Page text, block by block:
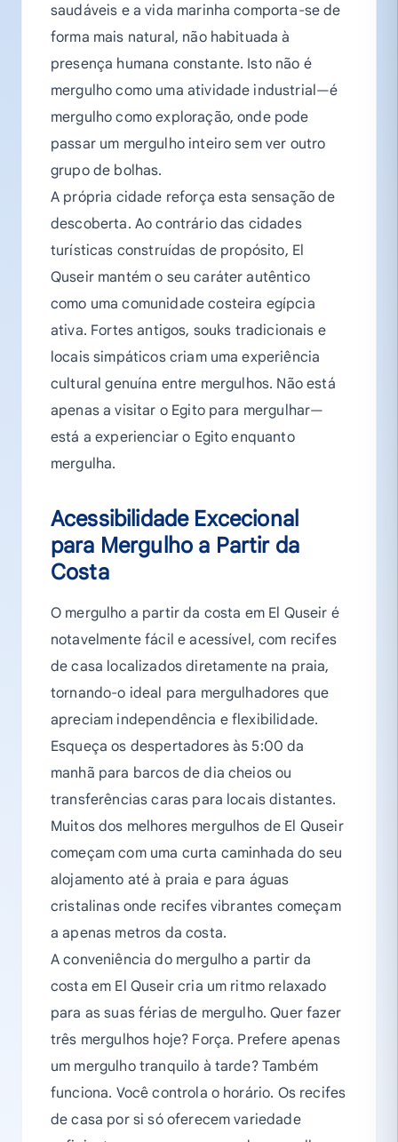
saudáveis e a vida marinha comporta-se de
forma mais natural, não habituada à
presença humana constante. Isto não é
mergulho como uma atividade industrial—é
mergulho como exploração, onde pode
passar um mergulho inteiro sem ver outro
grupo de bolhas.
A própria cidade reforça esta sensação de
descoberta. Ao contrário das cidades
turísticas construídas de propósito, El
Quseir mantém o seu caráter autêntico
como uma comunidade costeira egípcia
ativa. Fortes antigos, souks tradicionais e
locais simpáticos criam uma experiência
cultural genuína entre mergulhos. Não está
apenas a visitar o Egito para mergulhar—
está a experienciar o Egito enquanto
mergulha.
Acessibilidade Excecional
para Mergulho a Partir da
Costa
O mergulho a partir da costa em El Quseir é
notavelmente fácil e acessível, com recifes
de casa localizados diretamente na praia,
tornando-o ideal para mergulhadores que
apreciam independência e flexibilidade.
Esqueça os despertadores às 5:00 da
manhã para barcos de dia cheios ou
transferências caras para locais distantes.
Muitos dos melhores mergulhos de El Quseir
começam com uma curta caminhada do seu
alojamento até à praia e para águas
cristalinas onde recifes vibrantes começam
a apenas metros da costa.
A conveniência do mergulho a partir da
costa em El Quseir cria um ritmo relaxado
para as suas férias de mergulho. Quer fazer
três mergulhos hoje? Força. Prefere apenas
um mergulho tranquilo à tarde? Também
funciona. Você controla o horário. Os recifes
de casa por si só oferecem variedade